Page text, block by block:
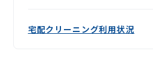
宅配クリーニング利用状況